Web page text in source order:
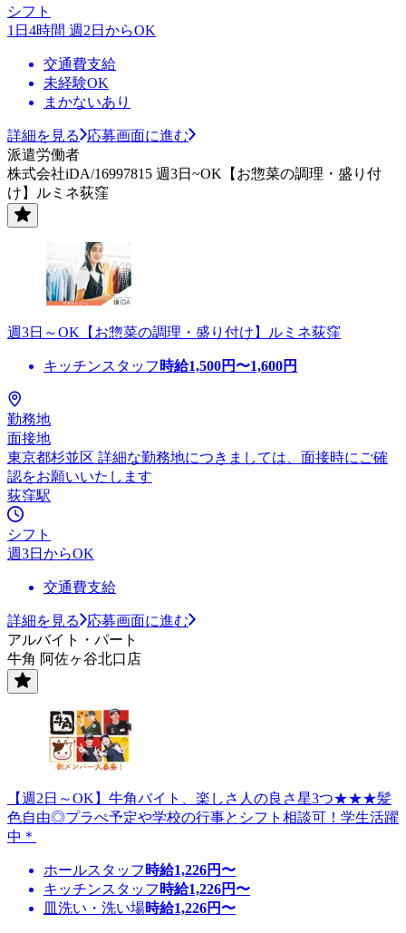
シフト
1日4時間 週2日からOK
交通費支給
未経験OK
まかないあり
詳細を見る
応募画面に進む
派遣労働者
株式会社iDA/16997815 週3日~OK【お惣菜の調理・盛り付
け】ルミネ荻窪
週3日～OK【お惣菜の調理・盛り付け】ルミネ荻窪
キッチンスタッフ 時給1,500円〜1,600円
勤務地
面接地
東京都杉並区 詳細な勤務地につきましては、面接時にご確
認をお願いいたします
荻窪駅
シフト
週3日からOK
交通費支給
詳細を見る
応募画面に進む
アルバイト・パート
牛角 阿佐ヶ谷北口店
【週2日～OK】牛角バイト、楽しさ人の良さ星3つ★★★髪
色自由◎プラぺ予定や学校の行事とシフト相談可！学生活躍
中＊
ホールスタッフ 時給1,226円〜
キッチンスタッフ 時給1,226円〜
皿洗い・洗い場時給1,226円〜